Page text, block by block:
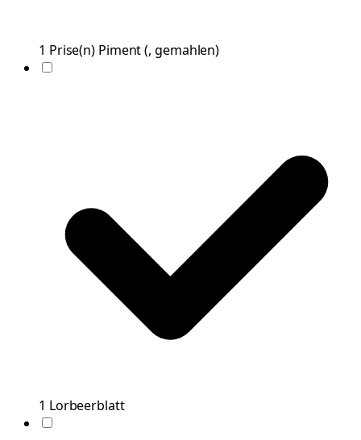
1 Prise(n) Piment(, gemahlen)
1 Lorbeerblatt